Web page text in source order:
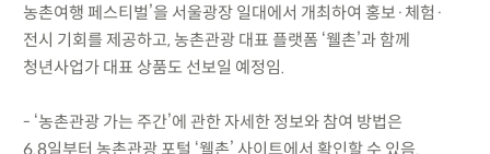
농촌여행 페스티벌’을 서울광장 일대에서 개최하여 홍보·체험·
전시 기회를 제공하고, 농촌관광 대표 플랫폼 ‘웰촌’과 함께
청년사업가 대표 상품도 선보일 예정임.
- ‘농촌관광 가는 주간’에 관한 자세한 정보와 참여 방법은
6.8일부터 농촌관광 포털 ‘웰촌’ 사이트에서 확인할 수 있음.